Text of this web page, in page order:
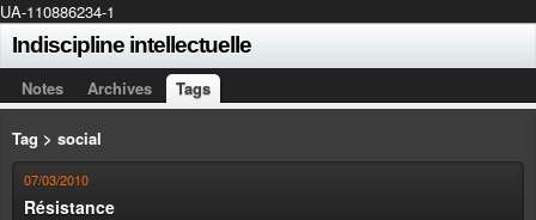
UA-110886234-1
Indiscipline intellectuelle
Notes Archives Tags
Tag > social
07/03/2010
Résistance